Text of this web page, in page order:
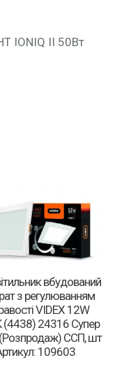
IONIQ II 50Вт
вбудований
з регулюванням
VIDEX 12W
(4438) 24316 Супер
(Розпродаж) ССП, шт
109603